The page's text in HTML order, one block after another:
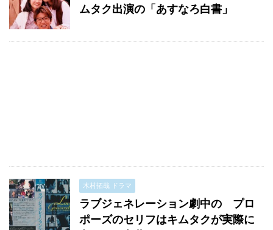
ムタク出演の「あすなろ白書」
木村拓哉 ドラマ
ラブジェネレーション劇中の プロ
ポーズのセリフはキムタクが実際に